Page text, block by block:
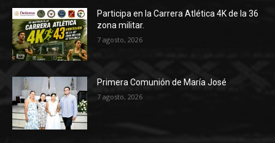
Participa en la Carrera Atlética 4K de la 36
zona militar.
7 agosto, 2026
Primera Comunión de María José
7 agosto, 2026